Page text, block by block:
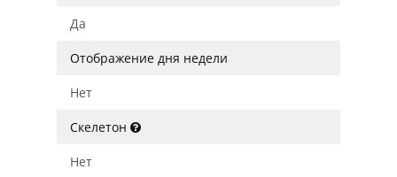
Да
Отображение дня недели
Нет
Скелетон
Нет